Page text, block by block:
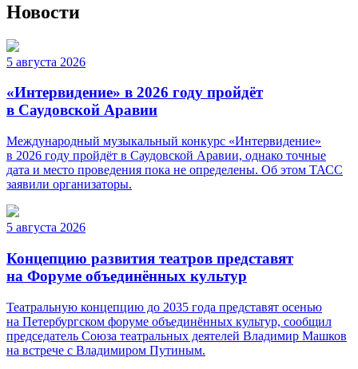
Новости
5 августа 2026
«Интервидение» в 2026 году пройдёт
в Саудовской Аравии
Международный музыкальный конкурс «Интервидение»
в 2026 году пройдёт в Саудовской Аравии, однако точные
дата и место проведения пока не определены. Об этом ТАСС
заявили организаторы.
5 августа 2026
Концепцию развития театров представят
на Форуме объединённых культур
Театральную концепцию до 2035 года представят осенью
на Петербургском форуме объединённых культур, сообщил
председатель Союза театральных деятелей Владимир Машков
на встрече с Владимиром Путиным.